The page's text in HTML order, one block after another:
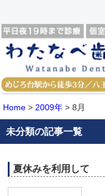
Home > 2009年 > 8月
未分類の記事一覧
夏休みを利用して